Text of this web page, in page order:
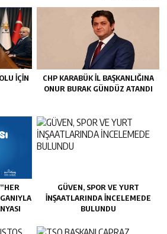
İÇİN
CHP KARABÜK İL BAŞKANLIĞINA
ONUR BURAK GÜNDÜZ ATANDI
GÜVEN, SPOR VE YURT
İNŞAATLARINDA İNCELEMEDE
BULUNDU